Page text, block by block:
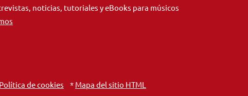
noticias, tutoriales y eBooks para músicos
Política de cookies * Mapa del sitio HTML